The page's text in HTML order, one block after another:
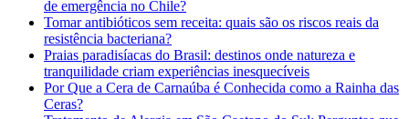
de emergência no Chile?
Tomar antibióticos sem receita: quais são os riscos reais da
resistência bacteriana?
Praias paradisíacas do Brasil: destinos onde natureza e
tranquilidade criam experiências inesquecíveis
Por Que a Cera de Carnaúba é Conhecida como a Rainha das
Ceras?